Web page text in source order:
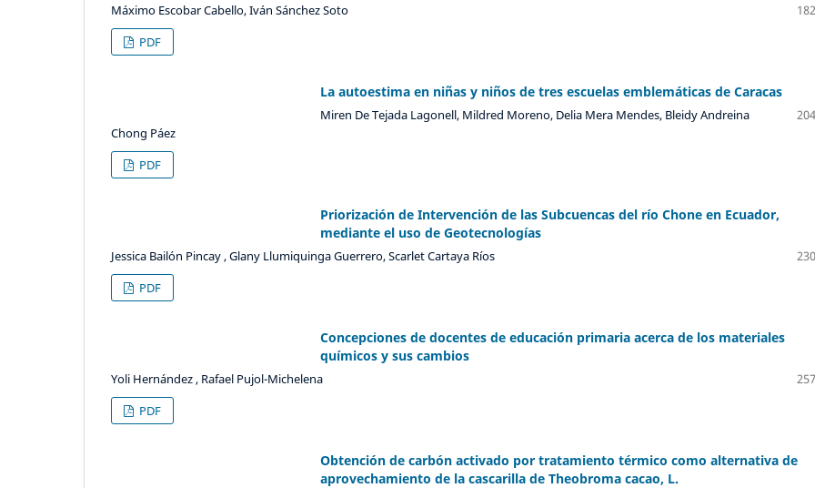
Máximo Escobar Cabello, Iván Sánchez Soto
PDF
La autoestima en niñas y niños de tres escuelas emblemáticas de Caracas
Miren De Tejada Lagonell, Mildred Moreno, Delia Mera Mendes, Bleidy Andreina
Chong Páez
PDF
Priorización de Intervención de las Subcuencas del río Chone en Ecuador,
mediante el uso de Geotecnologías
Jessica Bailón Pincay , Glany Llumiquinga Guerrero, Scarlet Cartaya Ríos
PDF
Concepciones de docentes de educación primaria acerca de los materiales
químicos y sus cambios
Yoli Hernández , Rafael Pujol-Michelena
PDF
Obtención de carbón activado por tratamiento térmico como alternativa de
aprovechamiento de la cascarilla de Theobroma cacao, L.